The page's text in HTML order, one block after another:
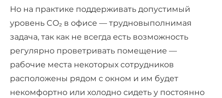
Но на практике поддерживать допустимый
уровень CO₂ в офисе — трудновыполнимая
задача, так как не всегда есть возможность
регулярно проветривать помещение —
рабочие места некоторых сотрудников
расположены рядом с окном и им будет
некомфортно или холодно сидеть у постоянно